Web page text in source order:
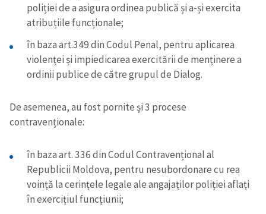
poliției de a asigura ordinea publică și a-și exercita
atribuțiile funcționale;
în baza art.349 din Codul Penal, pentru aplicarea
violenței și impiedicarea exercitării de menținere a
ordinii publice de către grupul de Dialog.
De asemenea, au fost pornite și 3 procese
contravenționale:
în baza art. 336 din Codul Contravențional al
Republicii Moldova, pentru nesubordonare cu rea
voință la cerințele legale ale angajaților poliției aflați
în exercițiul funcțiunii;